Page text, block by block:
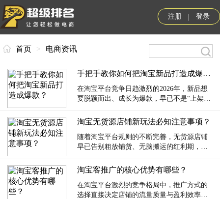
注册 | 登录
首页 > 电商资讯
手把手教你如何把淘宝新品打造成爆款？
在淘宝平台竞争日趋激烈的2026年，新品想
要脱颖而出、成长为爆款，早已不是“上架即
淘宝无货源店铺新玩法必知注意事项？
随着淘宝平台规则的不断完善，无货源店铺
早已告别粗放铺货、无脑搬运的红利期，
营”，...
淘宝客推广的核心优势有哪些？
在淘宝平台激烈的竞争格局中，推广方式的
选择直接决定店铺的流量质量与盈利效率。